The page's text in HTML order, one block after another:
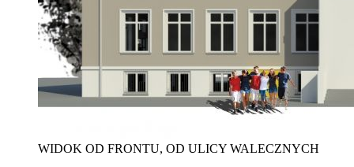
WIDOK OD FRONTU, OD ULICY WALECZNYCH